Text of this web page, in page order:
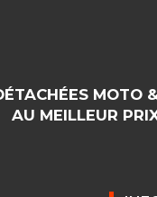
MOTO
AU MEILLEUR